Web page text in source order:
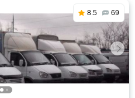
8.5 69